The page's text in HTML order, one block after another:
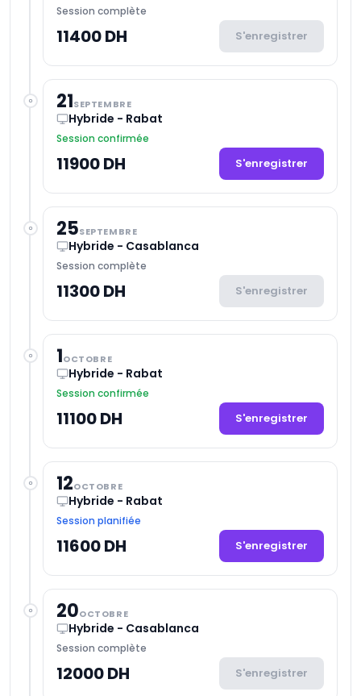
Session complète
11400 DH S'enregistrer
21SEPTEMBRE
Hybride - Rabat
Session confirmée
11900 DH S'enregistrer
25SEPTEMBRE
Hybride - Casablanca
Session complète
11300 DH S'enregistrer
1OCTOBRE
Hybride - Rabat
Session confirmée
11100 DH S'enregistrer
12OCTOBRE
Hybride - Rabat
Session planifiée
11600 DH S'enregistrer
20OCTOBRE
Hybride - Casablanca
Session complète
12000 DH S'enregistrer